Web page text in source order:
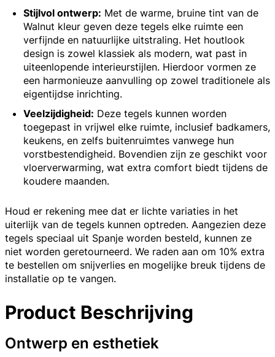
Stijlvol ontwerp: Met de warme, bruine tint van de
Walnut kleur geven deze tegels elke ruimte een
verfijnde en natuurlijke uitstraling. Het houtlook
design is zowel klassiek als modern, wat past in
uiteenlopende interieurstijlen. Hierdoor vormen ze
een harmonieuze aanvulling op zowel traditionele als
eigentijdse inrichting.
Veelzijdigheid: Deze tegels kunnen worden
toegepast in vrijwel elke ruimte, inclusief badkamers,
keukens, en zelfs buitenruimtes vanwege hun
vorstbestendigheid. Bovendien zijn ze geschikt voor
vloerverwarming, wat extra comfort biedt tijdens de
koudere maanden.
Houd er rekening mee dat er lichte variaties in het
uiterlijk van de tegels kunnen optreden. Aangezien deze
tegels speciaal uit Spanje worden besteld, kunnen ze
niet worden geretourneerd. We raden aan om 10% extra
te bestellen om snijverlies en mogelijke breuk tijdens de
installatie op te vangen.
Product Beschrijving
Ontwerp en esthetiek